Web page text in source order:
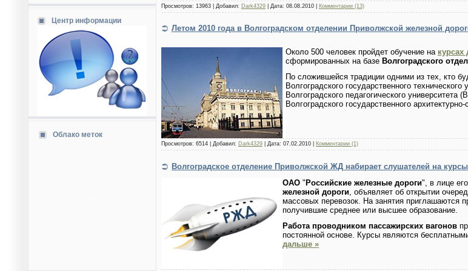
Центр информации
Облако меток
Просмотров: 13963 | Добавил: Dark4329 | Дата: 08.08.2010 Комментарии (13)
Летом 2010 года в Волгоградском отделении Приволжской железной
Около 500 человек пройдет обучение на
сформированных на базе Волгоградского
По сложившейся традиции одними из тех, кто
Волгоградского государственного
Волгоградского педагогического
Волгоградского государственного
Просмотров: 6514 | Добавил: Dark4329 | Дата: 07.02.2010 Комментарии (1)
Волгоградское отделение Приволжской ЖД набирает слушателей на
ОАО " Российские железные дороги", в лице
железной дороги, объявляет об открытии
массовых перевозок. На занятия приглашаются
получившие среднее или высшее образование.
Работа проводником пассажирских вагонов
постоянной основе. Курсы являются
дальше »